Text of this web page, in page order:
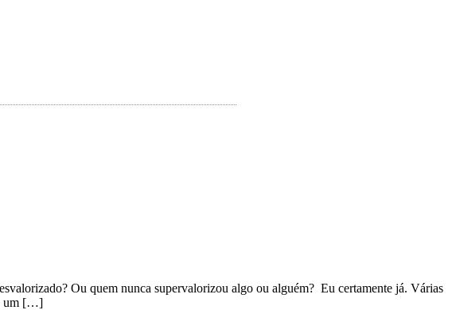
Ou quem nunca supervalorizou algo ou alguém? Eu certamente já. Várias
um […]